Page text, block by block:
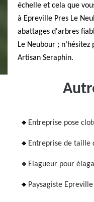
échelle et cela que
à Epreville Pres Le
abattages d'arbres
Le Neubour ;
Artisan Seraphin.
Entreprise pose
Entreprise de taille
Elagueur pour
Paysagiste